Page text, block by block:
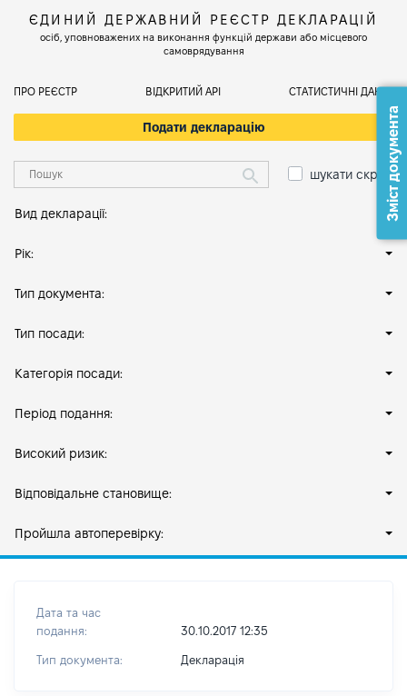
ЄДИНИЙ ДЕРЖАВНИЙ РЕЄСТР ДЕКЛАРАЦІЙ
осіб, уповноважених на виконання функцій держави або місцевого
самоврядування
ПРО РЕЄСТР ВІДКРИТИЙ АРІ СТАТИСТИЧНІ ДАНІ
Подати декларацію
шукати скрізь
Вид декларації:
Рік:
Тип документа:
Тип посади:
Категорія посади:
Період подання:
Високий ризик:
Відповідальне становище:
Пройшла автоперевірку:
Дата та час
подання:
30.10.2017 12:35
Тип документа: Декларація
Зміст документа